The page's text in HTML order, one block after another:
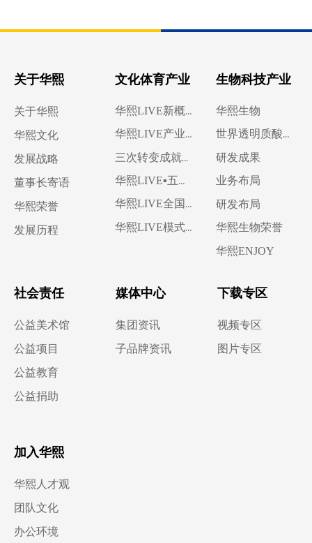
关于华熙
关于华熙
华熙文化
发展战略
董事长寄语
华熙荣誉
发展历程
文化体育产业
华熙LIVE新概念
华熙LIVE产业内容
三次转变成就华熙LIVE
华熙LIVE▪五棵松
华熙LIVE全国布局
华熙LIVE模式输出
生物科技产业
华熙生物
世界透明质酸博物馆
研发成果
业务布局
研发布局
华熙生物荣誉
华熙ENJOY
社会责任
公益美术馆
公益项目
公益教育
公益捐助
媒体中心
集团资讯
子品牌资讯
下载专区
视频专区
图片专区
加入华熙
华熙人才观
团队文化
办公环境